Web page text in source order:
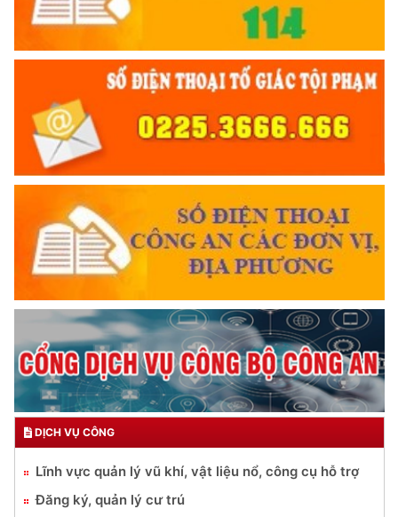
DỊCH VỤ CÔNG
Lĩnh vực quản lý vũ khí, vật liệu nổ, công cụ hỗ trợ
Đăng ký, quản lý cư trú